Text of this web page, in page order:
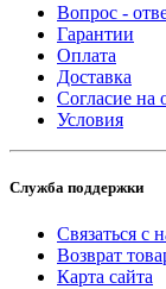
Вопрос -
Гарантии
Оплата
Доставка
Согласие на
Условия
Служба поддержки
Связаться с
Возврат
Карта сайта